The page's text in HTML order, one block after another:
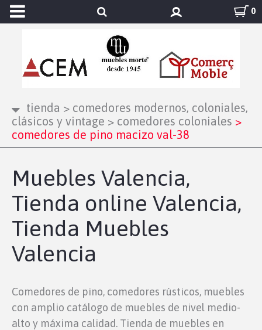
0
tienda > comedores modernos, coloniales,
clásicos y vintage > comedores coloniales >
comedores de pino macizo val-38
Muebles Valencia,
Tienda online Valencia,
Tienda Muebles
Valencia
Comedores de pino, comedores rústicos, muebles
con amplio catálogo de muebles de nivel medio-
alto y máxima calidad. Tienda de muebles en